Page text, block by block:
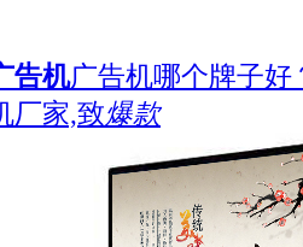
告机广告机哪个牌子好
厂家,致爆款